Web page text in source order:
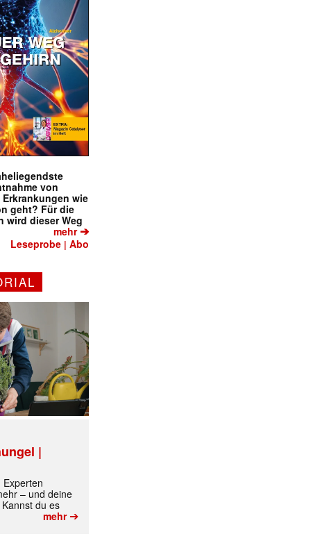
von
wie
geht? Für die
wird dieser Weg
mehr➔
Leseprobe |Abo
|
Experten
– und deine
du es
mehr➔